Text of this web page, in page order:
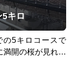
5キロ
の5キロコースで
満開の桜が見れそ